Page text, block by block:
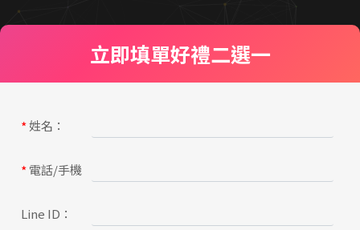
全域行銷
行銷專欄
立即填單好禮二選一
*姓名：
*電話/手機
Line ID：